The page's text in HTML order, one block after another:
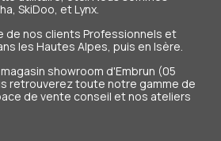
SkiDoo, et Lynx.
de nos clients Professionnels et
les Hautes Alpes, puis en Isère.
showroom d'Embrun (05
retrouverez toute notre gamme de
de vente conseil et nos ateliers